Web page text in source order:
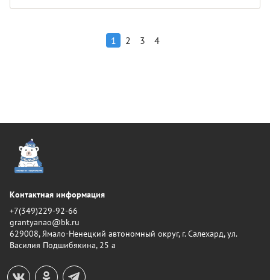
1 2 3 4
Контактная информация
+7(349)229-92-66
grantyanao@bk.ru
629008, Ямало-Ненецкий автономный округ, г. Салехард, ул.
Василия Подшибякина, 25 а